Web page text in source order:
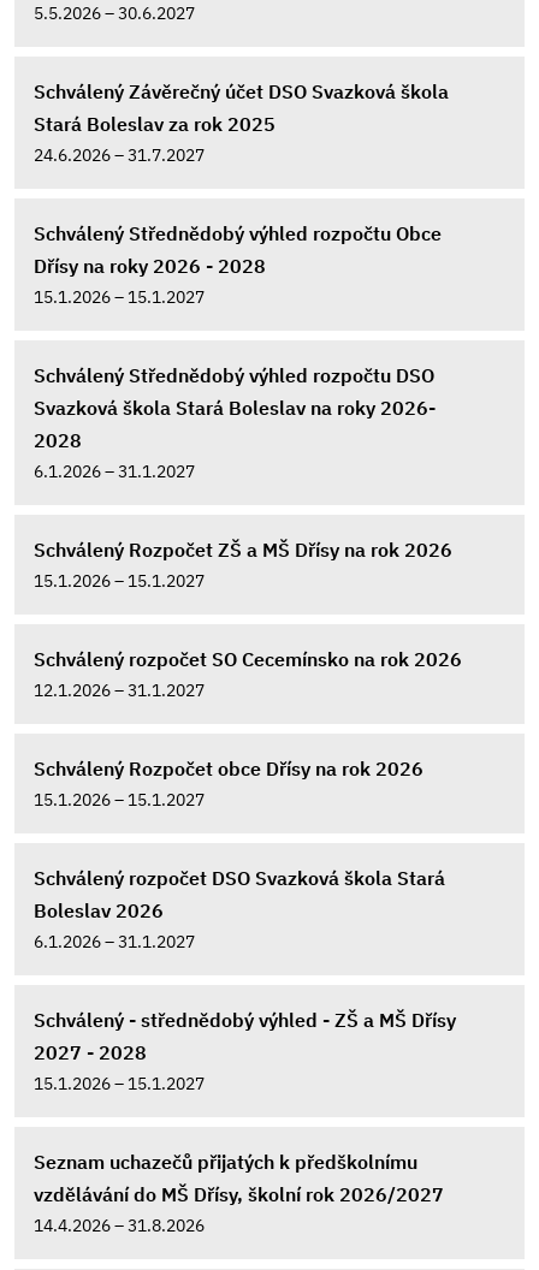
5.5.2026 – 30.6.2027
Schválený Závěrečný účet DSO Svazková škola
Stará Boleslav za rok 2025
24.6.2026 – 31.7.2027
Schválený Střednědobý výhled rozpočtu Obce
Dřísy na roky 2026 - 2028
15.1.2026 – 15.1.2027
Schválený Střednědobý výhled rozpočtu DSO
Svazková škola Stará Boleslav na roky 2026-
2028
6.1.2026 – 31.1.2027
Schválený Rozpočet ZŠ a MŠ Dřísy na rok 2026
15.1.2026 – 15.1.2027
Schválený rozpočet SO Cecemínsko na rok 2026
12.1.2026 – 31.1.2027
Schválený Rozpočet obce Dřísy na rok 2026
15.1.2026 – 15.1.2027
Schválený rozpočet DSO Svazková škola Stará
Boleslav 2026
6.1.2026 – 31.1.2027
Schválený - střednědobý výhled - ZŠ a MŠ Dřísy
2027 - 2028
15.1.2026 – 15.1.2027
Seznam uchazečů přijatých k předškolnímu
vzdělávání do MŠ Dřísy, školní rok 2026/2027
14.4.2026 – 31.8.2026